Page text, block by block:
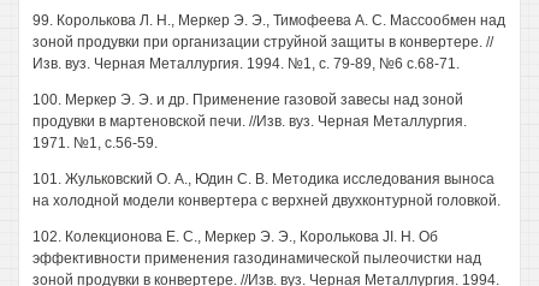
99. Королькова Л. Н., Меркер Э. Э., Тимофеева А. С. Массообмен над
зоной продувки при организации струйной защиты в конвертере. //
Изв. вуз. Черная Металлургия. 1994. №1, с. 79-89, №6 с.68-71.
100. Меркер Э. Э. и др. Применение газовой завесы над зоной
продувки в мартеновской печи. //Изв. вуз. Черная Металлургия.
1971. №1, с.56-59.
101. Жульковский О. А., Юдин С. В. Методика исследования выноса
на холодной модели конвертера с верхней двухконтурной головкой.
102. Колекционова Е. С., Меркер Э. Э., Королькова JI. Н. Об
эффективности применения газодинамической пылеочистки над
зоной продувки в конвертере. //Изв. вуз. Черная Металлургия. 1994.